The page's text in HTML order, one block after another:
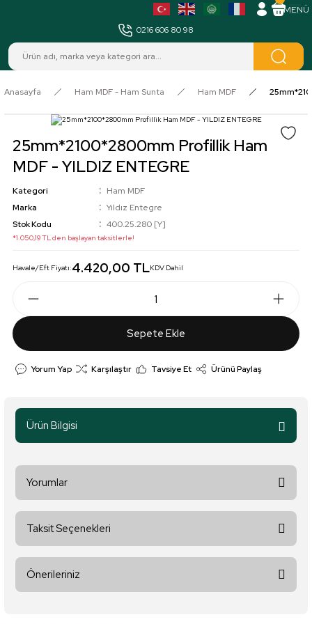
0216 606 80 98
Anasayfa Ham MDF - Ham Sunta Ham MDF
25mm*2100*2800mm Profillik Ham
MDF - YILDIZ ENTEGRE
Kategori
Ham MDF
Marka
Yıldız Entegre
Stok Kodu
400.25.280 [Y]
*1.050,19 TL den başlayan taksitlerle!
Havale/Eft Fiyatı:4.420,00 TLKDV Dahil
Sepete Ekle
Yorum Yap Karşılaştır Tavsiye Et Ürünü Paylaş
Ürün Bilgisi
Yorumlar
Taksit Seçenekleri
Önerileriniz